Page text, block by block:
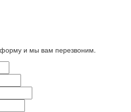
и мы вам перезвоним.